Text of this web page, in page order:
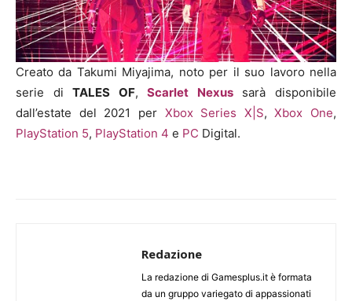
Creato da Takumi Miyajima, noto per il suo lavoro nella
serie diTALES OF,Scarlet Nexussarà disponibile
dall’estate del 2021 per Xbox Series X|S,Xbox One,
PlayStation 5, PlayStation 4 e PC Digital.
Redazione
La redazione di Gamesplus.it è formata
da un gruppo variegato di appassionati